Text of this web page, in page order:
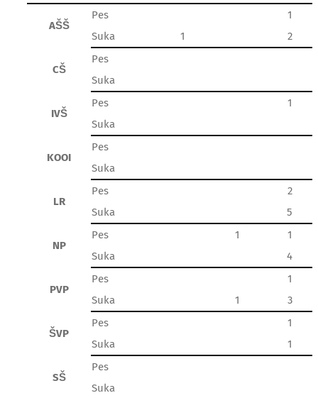
AŠŠ
Pes
1
Suka
1 2
CŠ
Pes
Suka
IVŠ
Pes
1
Suka
KOOI
Pes
Suka
LR
Pes
2
Suka
5
NP
Pes 1
1
Suka
4
PVP
Pes
1
Suka
1 3
ŠVP
Pes
1
Suka
1
SŠ
Pes
Suka